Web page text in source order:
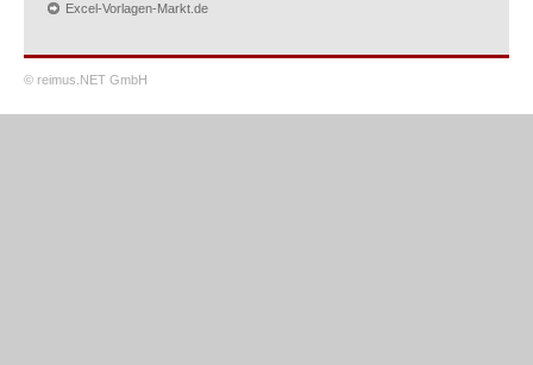
Excel-Vorlagen-Markt.de
© reimus.NET GmbH